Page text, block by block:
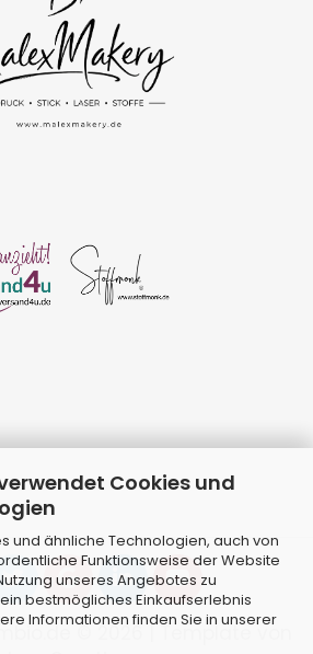
Cookies und
und ähnliche Technologien, auch von
Funktionsweise der Website
unseres Angebotes zu
bestmögliches Einkaufserlebnis
Informationen finden Sie in unserer
© 2026 | Template von